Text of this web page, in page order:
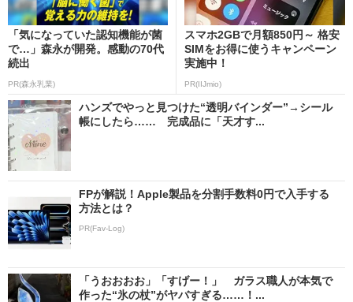
「気になっていた認知機能が菌
で…」森永が開発。感動の70代
続出
PR(森永乳業)
スマホ2GBで月額850円～ 格安
SIMをお得に使うキャンペーン
実施中！
PR(IIJmio)
ハンズでやっと見つけた“透明バインダー”→シール
帳にしたら…… 完成品に「天才す...
FPが解説！Apple製品を分割手数料0円で入手する
方法とは？
PR(Fav-Log)
「うおおおお」「すげー！」 ガラス職人が本気で
作った“氷の杖”がヤバすぎる……！...